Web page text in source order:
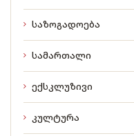
საზოგადოება
სამართალი
ექსკლუზივი
კულტურა